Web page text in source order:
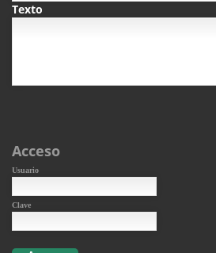
Texto
Acceso
Usuario
Clave